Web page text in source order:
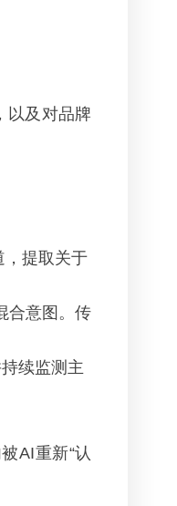
以及对品牌
，提取关于
合意图。传
续监测主
AI重新“认